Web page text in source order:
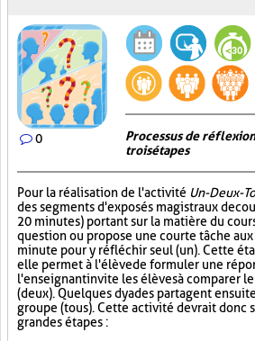
0
Processus de
trois étapes
Pour la réalisation de l'activité Un-Deux-
des segments d'exposés magistraux de
20 minutes) portant sur la matière du
question ou propose une courte tâche
minute pour y réfléchir seul (un). Cette
elle permet à l'élève de formuler une
l'enseignant invite les élèves à comparer
(deux). Quelques dyades partagent
groupe (tous). Cette activité devrait donc
grandes étapes :